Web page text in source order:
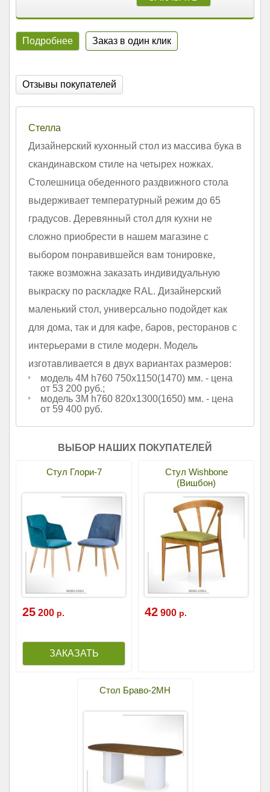
Подробнее Заказ в один клик
Отзывы покупателей
Стелла
Дизайнерский кухонный стол из массива бука в
скандинавском стиле на четырех ножках.
Столешница обеденного раздвижного стола
выдерживает температурный режим до 65
градусов. Деревянный стол для кухни не
сложно приобрести в нашем магазине с
выбором понравившейся вам тонировке,
также возможна заказать индивидуальную
выкраску по раскладке RAL. Дизайнерский
маленький стол, универсально подойдет как
для дома, так и для кафе, баров, ресторанов с
интерьерами в стиле модерн. Модель
изготавливается в двух вариантах размеров:
модель 4М h760 750х1150(1470) мм. - цена
от 53 200 руб.;
модель 3М h760 820х1300(1650) мм. - цена
от 59 400 руб.
ВЫБОР НАШИХ ПОКУПАТЕЛЕЙ
Стул Глори-7
25 200 р.
Стул Wishbone
(Вишбон)
42 900 р.
Стол Браво-2МН